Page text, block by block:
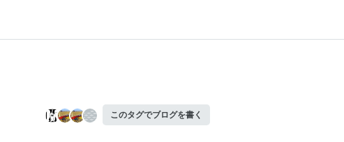
このタグでブログを書く